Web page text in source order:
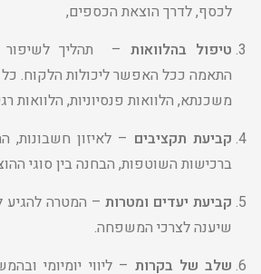
לכסף, לדרך הוצאת הכספים,
טיפול בהלוואות – תהליך לשיפור
התאמה ככל האפשר ליכולות הלקוח. כל
משכנתא, הלוואות פנסיוניות, הלוואות
קביעת תקציבים – לאיזון חשבונות,
ברכישות השוטפות, הבחנה בין סוגי
קביעת יעדים ומטרות– המטרה להגיע
שיענה לצרכי המשפחה.
שלב של בקרות – ליווי יומיומי